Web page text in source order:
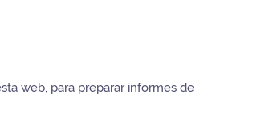
web, para preparar informes de